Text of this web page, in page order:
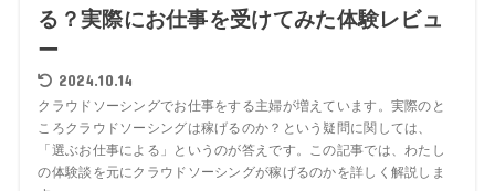
る？実際にお仕事を受けてみた体験レビュ
ー
2024.10.14
クラウドソーシングでお仕事をする主婦が増えています。実際のと
ころクラウドソーシングは稼げるのか？という疑問に関しては、
「選ぶお仕事による」というのが答えです。この記事では、わたし
の体験談を元にクラウドソーシングが稼げるのかを詳しく解説しま